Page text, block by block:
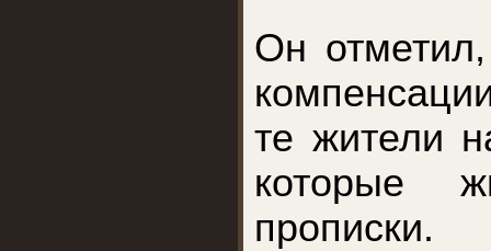
Он
те жители
которые
прописки.